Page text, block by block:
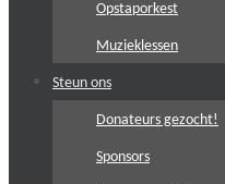
Opstaporkest
Muzieklessen
Steun ons
Donateurs gezocht!
Sponsors